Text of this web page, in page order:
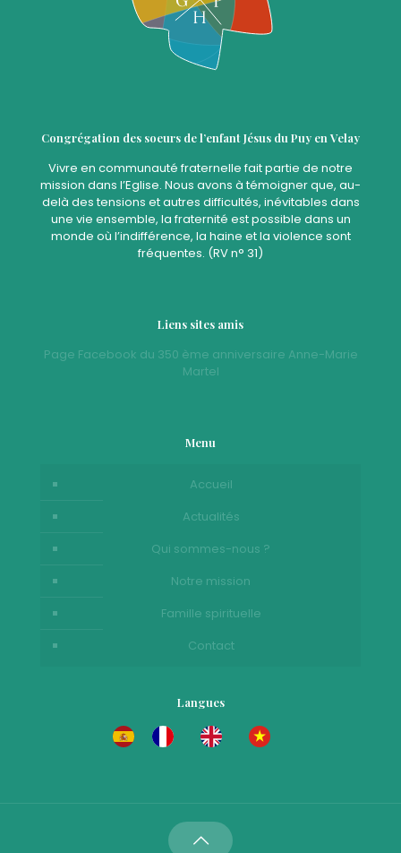
Congrégation des soeurs de l’enfant Jésus du Puy en Velay
Vivre en communauté fraternelle fait partie de notre
mission dans l’Eglise. Nous avons à témoigner que, au-
delà des tensions et autres difficultés, inévitables dans
une vie ensemble, la fraternité est possible dans un
monde où l’indifférence, la haine et la violence sont
fréquentes. (RV n° 31)
Liens sites amis
Page Facebook du 350 ème anniversaire Anne-Marie
Martel
Menu
Accueil
Actualités
Qui sommes-nous ?
Notre mission
Famille spirituelle
Contact
Langues